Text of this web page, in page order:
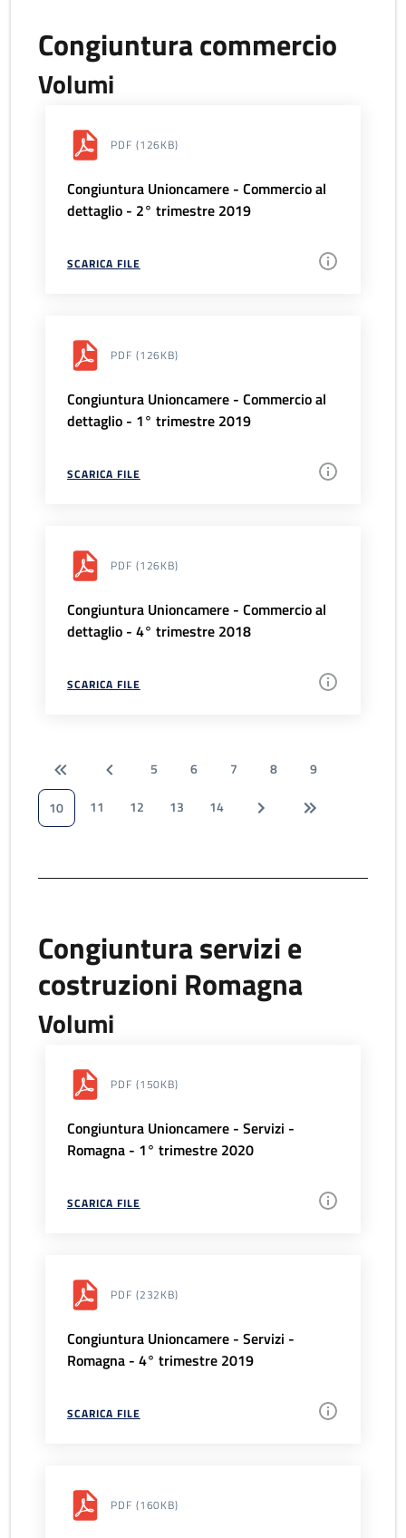
Congiuntura commercio
Volumi
PDF (126KB)
Congiuntura Unioncamere - Commercio al
dettaglio - 2° trimestre 2019
SCARICA FILE
PDF (126KB)
Congiuntura Unioncamere - Commercio al
dettaglio - 1° trimestre 2019
SCARICA FILE
PDF (126KB)
Congiuntura Unioncamere - Commercio al
dettaglio - 4° trimestre 2018
SCARICA FILE
5 6 7 8
9
10
11 12 13 14
Congiuntura servizi e
costruzioni Romagna
Volumi
PDF (150KB)
Congiuntura Unioncamere - Servizi -
Romagna - 1° trimestre 2020
SCARICA FILE
PDF (232KB)
Congiuntura Unioncamere - Servizi -
Romagna - 4° trimestre 2019
SCARICA FILE
PDF (160KB)